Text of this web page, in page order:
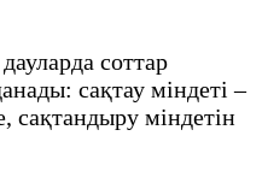
соттар
сақтау міндеті –
сақтандыру міндетін